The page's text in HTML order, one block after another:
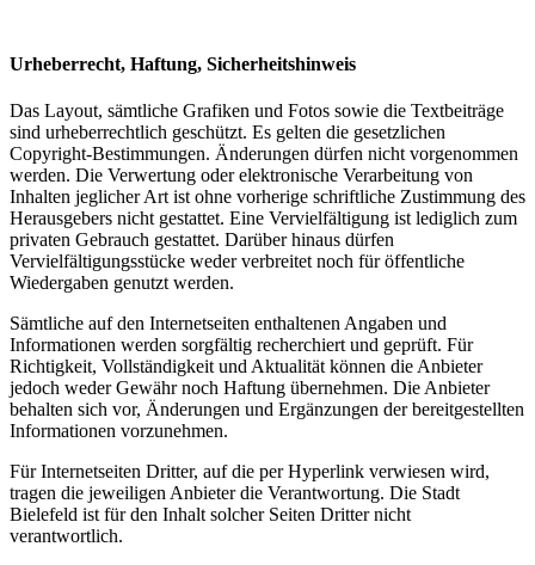
Urheberrecht, Haftung, Sicherheitshinweis
Das Layout, sämtliche Grafiken und Fotos sowie die Textbeiträge
sind urheberrechtlich geschützt. Es gelten die gesetzlichen
Copyright-Bestimmungen. Änderungen dürfen nicht vorgenommen
werden. Die Verwertung oder elektronische Verarbeitung von
Inhalten jeglicher Art ist ohne vorherige schriftliche Zustimmung des
Herausgebers nicht gestattet. Eine Vervielfältigung ist lediglich zum
privaten Gebrauch gestattet. Darüber hinaus dürfen
Vervielfältigungsstücke weder verbreitet noch für öffentliche
Wiedergaben genutzt werden.
Sämtliche auf den Internetseiten enthaltenen Angaben und
Informationen werden sorgfältig recherchiert und geprüft. Für
Richtigkeit, Vollständigkeit und Aktualität können die Anbieter
jedoch weder Gewähr noch Haftung übernehmen. Die Anbieter
behalten sich vor, Änderungen und Ergänzungen der bereitgestellten
Informationen vorzunehmen.
Für Internetseiten Dritter, auf die per Hyperlink verwiesen wird,
tragen die jeweiligen Anbieter die Verantwortung. Die Stadt
Bielefeld ist für den Inhalt solcher Seiten Dritter nicht
verantwortlich.